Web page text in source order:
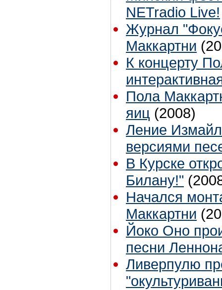
NETradio Live!
Журнал
Маккартни
К концерту
Пола
яиц (2008)
Ление
версиями
В Курске
Билану!"
Начался
Маккартни
Йоко Оно
песни
Ливерпулю